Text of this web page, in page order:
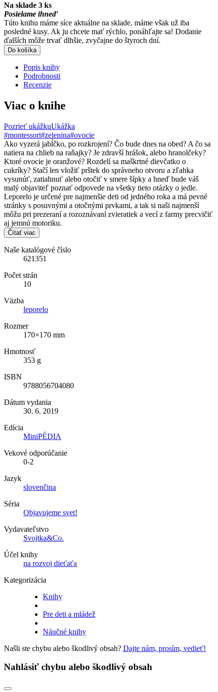
Na sklade 3 ks
Posielame ihneď
Túto knihu máme síce aktuálne na sklade, máme však už iba
posledné kusy. Ak ju chcete mať rýchlo, ponáhľajte sa! Dodanie
ďalších môže trvať dlhšie, zvyčajne do štyroch dní.
Do košíka
Popis knihy
Podrobnosti
Recenzie
Viac o knihe
Pozrieť ukážkuUkážka
#montessori#zelenina#ovocie
Ako vyzerá jabĺčko, po rozkrojení? Čo bude dnes na obed? A čo sa
natiera na chlieb na raňajky? Je zdravší hrášok, alebo hranolčeky?
Ktoré ovocie je oranžové? Rozdelí sa maškrtné dievčatko o
cukríky? Stačí len vložiť prštek do správneho otvoru a zľahka
vysunúť, zatiahnuť alebo otočiť v smere šípky a hneď bude váš
malý objaviteľ poznať odpovede na všetky tieto otázky o jedle.
Leporelo je určené pre najmenšie deti od jedného roka a má pevné
stránky s posuvnými a otočnými prvkami, a tak si naši najmenší
môžu pri prezeraní a rozoznávaní zvieratiek a vecí z farmy precvičiť
aj jemnú motoriku.
Čítať viac
Naše katalógové číslo
621351
Počet strán
10
Väzba
leporelo
Rozmer
170×170 mm
Hmotnosť
353 g
ISBN
9788056704080
Dátum vydania
30. 6. 2019
Edícia
MiniPÉDIA
Vekové odporúčanie
0-2
Jazyk
slovenčina
Séria
Objavujeme svet!
Vydavateľstvo
Svojtka&Co.
Účel knihy
na rozvoj dieťaťa
Kategorizácia
Knihy
Pre deti a mládež
Náučné knihy
Našli ste chybu alebo škodlivý obsah? Dajte nám, prosím, vedieť!
Nahlásiť chybu alebo škodlivý obsah